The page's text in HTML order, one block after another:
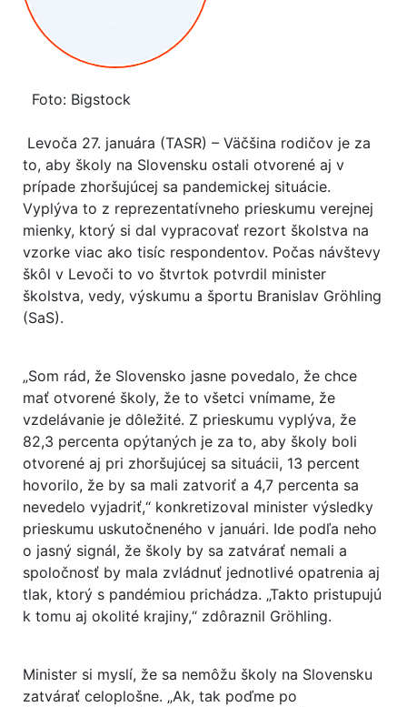
Foto: Bigstock
Levoča 27. januára (TASR) – Väčšina rodičov je za
to, aby školy na Slovensku ostali otvorené aj v
prípade zhoršujúcej sa pandemickej situácie.
Vyplýva to z reprezentatívneho prieskumu verejnej
mienky, ktorý si dal vypracovať rezort školstva na
vzorke viac ako tisíc respondentov. Počas návštevy
škôl v Levoči to vo štvrtok potvrdil minister
školstva, vedy, výskumu a športu Branislav Gröhling
(SaS).
„Som rád, že Slovensko jasne povedalo, že chce
mať otvorené školy, že to všetci vnímame, že
vzdelávanie je dôležité. Z prieskumu vyplýva, že
82,3 percenta opýtaných je za to, aby školy boli
otvorené aj pri zhoršujúcej sa situácii, 13 percent
hovorilo, že by sa mali zatvoriť a 4,7 percenta sa
nevedelo vyjadriť,“ konkretizoval minister výsledky
prieskumu uskutočneného v januári. Ide podľa neho
o jasný signál, že školy by sa zatvárať nemali a
spoločnosť by mala zvládnuť jednotlivé opatrenia aj
tlak, ktorý s pandémiou prichádza. „Takto pristupujú
k tomu aj okolité krajiny,“ zdôraznil Gröhling.
Minister si myslí, že sa nemôžu školy na Slovensku
zatvárať celoplošne. „Ak, tak poďme po